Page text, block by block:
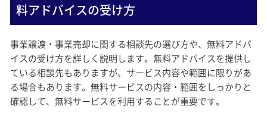
料アドバイスの受け方
事業譲渡・事業売却に関する相談先の選び方や、無料アドバ
イスの受け方を詳しく説明します。無料アドバイスを提供し
ている相談先もありますが、サービス内容や範囲に限りがあ
る場合もあります。無料サービスの内容・範囲をしっかりと
確認して、無料サービスを利用することが重要です。